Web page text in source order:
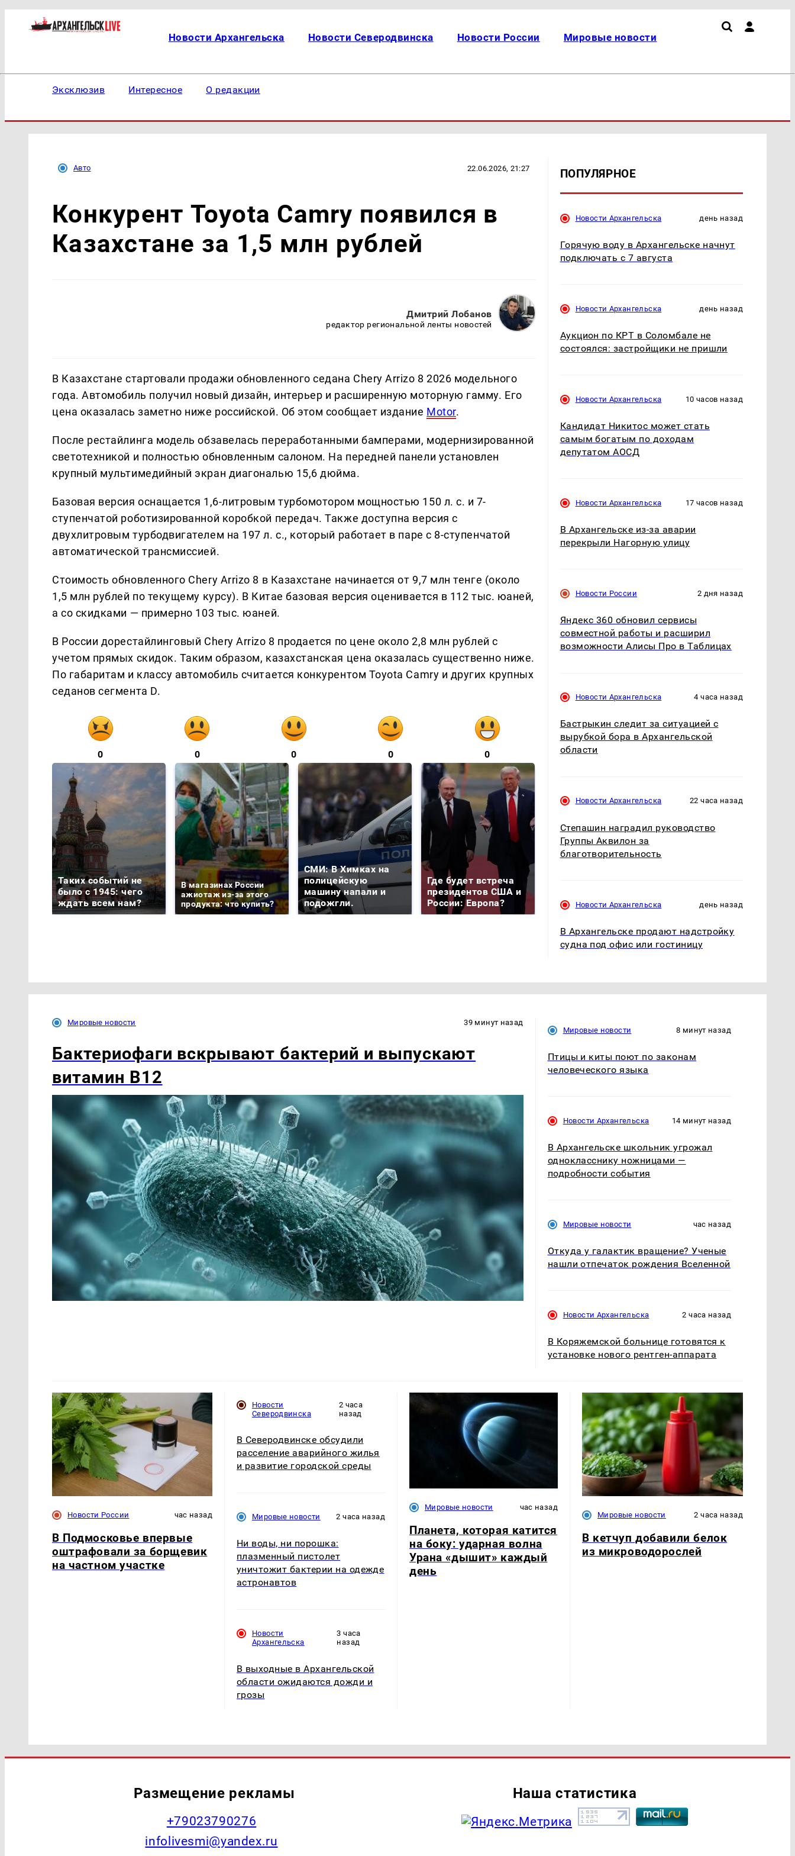
Новости Архангельска Новости Северодвинска Новости России Мировые новости
Эксклюзив Интересное О редакции
Авто 22.06.2026, 21:27
Конкурент Toyota Camry появился в
Казахстане за 1,5 млн рублей
Дмитрий Лобанов
редактор региональной ленты новостей
В Казахстане стартовали продажи обновленного седана Chery Arrizo 8 2026 модельного
года. Автомобиль получил новый дизайн, интерьер и расширенную моторную гамму. Его
цена оказалась заметно ниже российской. Об этом сообщает издание Motor.
После рестайлинга модель обзавелась переработанными бамперами, модернизированной
светотехникой и полностью обновленным салоном. На передней панели установлен
крупный мультимедийный экран диагональю 15,6 дюйма.
Базовая версия оснащается 1,6-литровым турбомотором мощностью 150 л. с. и 7-
ступенчатой роботизированной коробкой передач. Также доступна версия с
двухлитровым турбодвигателем на 197 л. с., который работает в паре с 8-ступенчатой
автоматической трансмиссией.
Стоимость обновленного Chery Arrizo 8 в Казахстане начинается от 9,7 млн тенге (около
1,5 млн рублей по текущему курсу). В Китае базовая версия оценивается в 112 тыс. юаней,
а со скидками — примерно 103 тыс. юаней.
В России дорестайлинговый Chery Arrizo 8 продается по цене около 2,8 млн рублей с
учетом прямых скидок. Таким образом, казахстанская цена оказалась существенно ниже.
По габаритам и классу автомобиль считается конкурентом Toyota Camry и других крупных
седанов сегмента D.
0 0 0 0 0
Таких событий не
было с 1945: чего
ждать всем нам?
В магазинах России
ажиотаж из-за этого
продукта: что купить?
СМИ: В Химках на
полицейскую
машину напали и
подожгли.
Где будет встреча
президентов США и
России: Европа?
Кавказе: смотреть
миллионов рублей
ПОПУЛЯРНОЕ
Новости Архангельска день назад
Горячую воду в Архангельске начнут
подключать с 7 августа
Новости Архангельска день назад
Аукцион по КРТ в Соломбале не
состоялся: застройщики не пришли
Новости Архангельска 10 часов назад
Кандидат Никитос может стать
самым богатым по доходам
депутатом АОСД
Новости Архангельска 17 часов назад
В Архангельске из-за аварии
перекрыли Нагорную улицу
Новости России 2 дня назад
Яндекс 360 обновил сервисы
совместной работы и расширил
возможности Алисы Про в Таблицах
Новости Архангельска 4 часа назад
Бастрыкин следит за ситуацией с
вырубкой бора в Архангельской
области
Новости Архангельска 22 часа назад
Степашин наградил руководство
Группы Аквилон за
благотворительность
Новости Архангельска день назад
В Архангельске продают надстройку
судна под офис или гостиницу
Мировые новости 39 минут назад
Бактериофаги вскрывают бактерий и выпускают
витамин B12
Мировые новости 8 минут назад
Птицы и киты поют по законам
человеческого языка
Новости Архангельска 14 минут назад
В Архангельске школьник угрожал
однокласснику ножницами —
подробности события
Мировые новости час назад
Откуда у галактик вращение? Ученые
нашли отпечаток рождения Вселенной
Новости Архангельска 2 часа назад
В Коряжемской больнице готовятся к
установке нового рентген-аппарата
Новости России час назад
В Подмосковье впервые
оштрафовали за борщевик
на частном участке
Новости
Северодвинска
2 часа
назад
В Северодвинске обсудили
расселение аварийного жилья
и развитие городской среды
Мировые новости 2 часа назад
Ни воды, ни порошка:
плазменный пистолет
уничтожит бактерии на одежде
астронавтов
Новости
Архангельска
3 часа
назад
В выходные в Архангельской
области ожидаются дожди и
грозы
Мировые новости час назад
Планета, которая катится
на боку: ударная волна
Урана «дышит» каждый
день
Мировые новости 2 часа назад
В кетчуп добавили белок
из микроводорослей
Размещение рекламы
+79023790276
infolivesmi@yandex.ru
Наша статистика